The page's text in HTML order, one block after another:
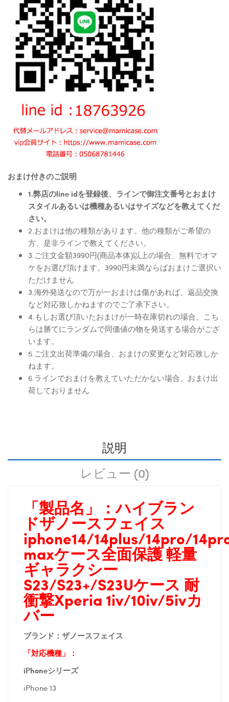
おまけ付きのご説明
1.弊店のline idを登録後、ラインで御注文番号とおまけ
スタイルあるいは機種あるいはサイズなどを教えてくだ
さい。
2.おまけは他の種類があります。他の種類がご希望の
方、是非ラインで教えてください。
3.ご注文金額3990円(商品本体)以上の場合、無料でオマ
ケをお選び頂けます。3990円未満ならばおまけご選択い
ただけません
3.海外発送なので万が一おまけは傷があれば、返品交換
など対応致しかねますのでご了承下さい。
4.もしお選び頂いたおまけが一時在庫切れの場合、こち
らは勝てにランダムで同価値の物を発送する場合がござ
います。
5.ご注文出荷準備の場合、おまけの変更など対応致しか
ねます。
6.ラインでおまけを教えていただかない場合、おまけ出
荷しておりません
説明
レビュー (0)
「製品名」：ハイブラン
ドザノースフェイス
iphone14/14plus/14pro/
maxケース全面保護 軽量
ギャラクシー
S23/S23+/S23Uケース 耐
衝撃Xperia 1iv/10iv/5ivカ
バー
ブランド：ザノースフェイス
「対応機種」：
iPhoneシリーズ
iPhone 13